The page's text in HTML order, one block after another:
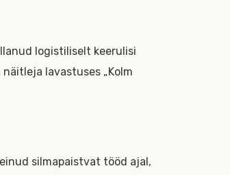
logistiliselt keerulisi
lavastuses „Kolm
silmapaistvat tööd ajal,